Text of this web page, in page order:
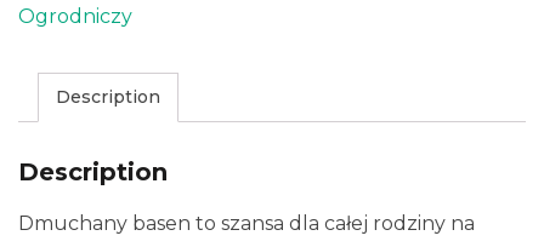
Ogrodniczy
Description
Description
Dmuchany basen to szansa dla całej rodziny na